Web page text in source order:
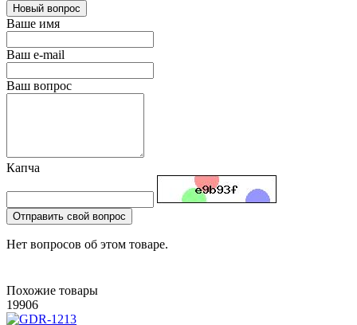
Новый вопрос
Ваше имя
Ваш e-mail
Ваш вопрос
Капча
Отправить свой вопрос
Нет вопросов об этом товаре.
Похожие товары
19906